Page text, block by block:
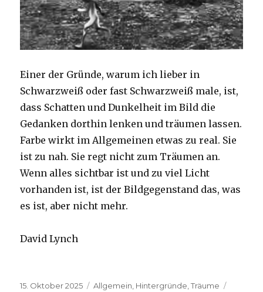
Einer der Gründe, warum ich lieber in
Schwarzweiß oder fast Schwarzweiß male, ist,
dass Schatten und Dunkelheit im Bild die
Gedanken dorthin lenken und träumen lassen.
Farbe wirkt im Allgemeinen etwas zu real. Sie
ist zu nah. Sie regt nicht zum Träumen an.
Wenn alles sichtbar ist und zu viel Licht
vorhanden ist, ist der Bildgegenstand das, was
es ist, aber nicht mehr.
David Lynch
Veröffentlicht
15. Oktober 2025 Kategorien
Allgemein, Hintergründe,Träume